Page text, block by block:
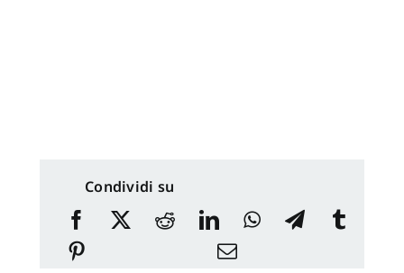
Condividi su